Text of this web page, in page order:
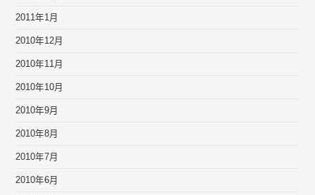
2011年1月
2010年12月
2010年11月
2010年10月
2010年9月
2010年8月
2010年7月
2010年6月